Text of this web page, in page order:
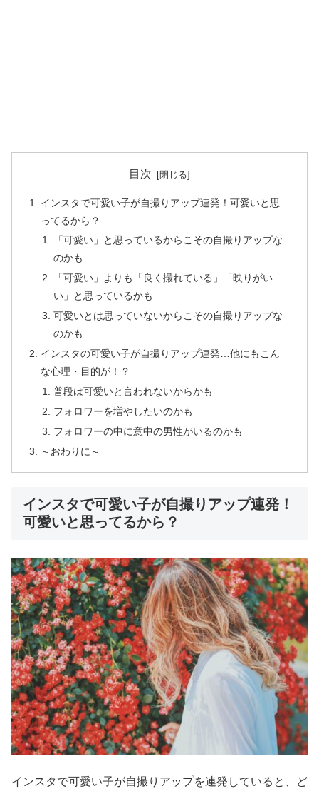
目次
インスタで可愛い子が自撮りアップ連発！可愛いと思
ってるから？
「可愛い」と思っているからこその自撮りアップな
のかも
「可愛い」よりも「良く撮れている」「映りがい
い」と思っているかも
可愛いとは思っていないからこその自撮りアップな
のかも
インスタの可愛い子が自撮りアップ連発…他にもこん
な心理・目的が！？
普段は可愛いと言われないからかも
フォロワーを増やしたいのかも
フォロワーの中に意中の男性がいるのかも
～おわりに～
インスタで可愛い子が自撮りアップ連発！
可愛いと思ってるから？
インスタで可愛い子が自撮りアップを連発していると、ど